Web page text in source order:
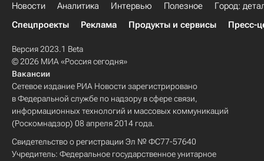
Новости Аналитика Интервью Полезное
Город:
Спецпроекты
Реклама Продукты и сервисы Пресс-
Версия 2023.1 Beta
© 2026 МИА «Россия сегодня»
Вакансии
Сетевое издание РИА Новости зарегистрировано
в Федеральной службе по надзору в сфере связи,
информационных технологий и массовых коммуникаций
(Роскомнадзор) 08 апреля 2014 года.
Свидетельство о регистрации Эл № ФС77-57640
Учредитель: Федеральное государственное унитарное